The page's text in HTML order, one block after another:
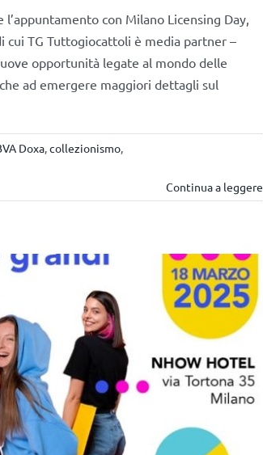
con Milano Licensing Day,
cui TG Tuttogiocattoli è media partner –
opportunità legate al mondo delle
ad emergere maggiori dettagli sul
Doxa,collezionismo,
Continua a leggere